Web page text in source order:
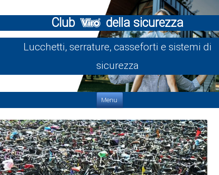
Club della sicurezza
Lucchetti, serrature, casseforti e sistemi di
sicurezza
Menu